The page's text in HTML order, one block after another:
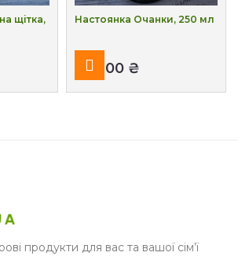
щітка,
Настоянка Очанки, 250 мл
₴
продукти для вас та вашої сім’ї